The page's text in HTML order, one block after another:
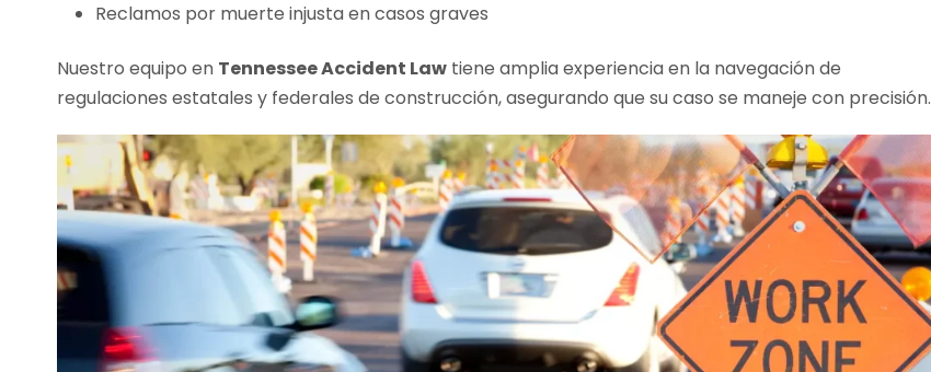
Reclamos por muerte injusta en casos graves
Nuestro equipo en Tennessee Accident Law tiene amplia experiencia en la navegación de
regulaciones estatales y federales de construcción, asegurando que su caso se maneje con precisión.